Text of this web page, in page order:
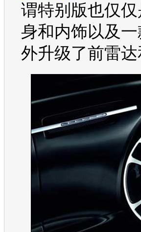
谓特别版也仅
身和内饰以及
外升级了前雷